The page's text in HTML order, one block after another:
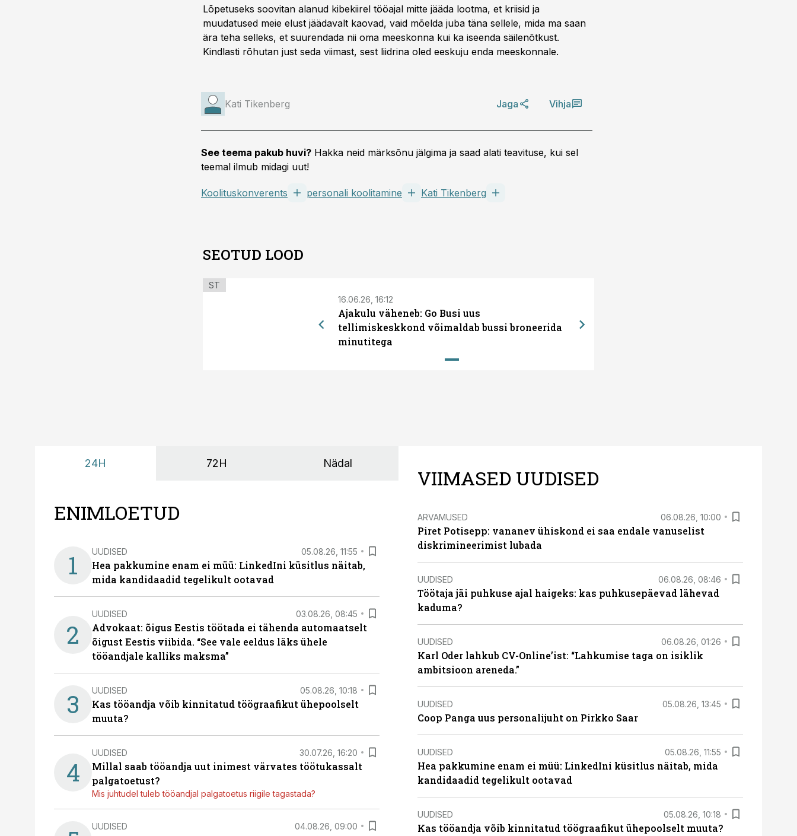
Lõpetuseks soovitan alanud kibekiirel tööajal mitte jääda lootma, et kriisid ja
muudatused meie elust jäädavalt kaovad, vaid mõelda juba täna sellele, mida ma saan
ära teha selleks, et suurendada nii oma meeskonna kui ka iseenda säilenõtkust.
Kindlasti rõhutan just seda viimast, sest liidrina oled eeskuju enda meeskonnale.
Kati Tikenberg Jaga Vihja
See teema pakub huvi? Hakka neid märksõnu jälgima ja saad alati teavituse, kui sel
teemal ilmub midagi uut!
Koolituskonverents personali koolitamine Kati Tikenberg
SEOTUD LOOD
ST
16.06.26, 16:12
Ajakulu väheneb: Go Busi uus
tellimiskeskkond võimaldab bussi broneerida
minutitega
24H 72H Nädal
ENIMLOETUD
1 UUDISED 05.08.26, 11:55
Hea pakkumine enam ei müü: LinkedIni küsitlus näitab,
mida kandidaadid tegelikult ootavad
2
UUDISED 03.08.26, 08:45
Advokaat: õigus Eestis töötada ei tähenda automaatselt
õigust Eestis viibida. “See vale eeldus läks ühele
tööandjale kalliks maksma”
3 UUDISED 05.08.26, 10:18
Kas tööandja võib kinnitatud töögraafikut ühepoolselt
muuta?
4
UUDISED 30.07.26, 16:20
Millal saab tööandja uut inimest värvates töötukassalt
palgatoetust?
Mis juhtudel tuleb tööandjal palgatoetus riigile tagastada?
UUDISED 04.08.26, 09:00
VIIMASED UUDISED
ARVAMUSED 06.08.26, 10:00
Piret Potisepp: vananev ühiskond ei saa endale vanuselist
diskrimineerimist lubada
UUDISED 06.08.26, 08:46
Töötaja jäi puhkuse ajal haigeks: kas puhkusepäevad lähevad
kaduma?
UUDISED 06.08.26, 01:26
Karl Oder lahkub CV-Online’ist: “Lahkumise taga on isiklik
ambitsioon areneda.”
UUDISED 05.08.26, 13:45
Coop Panga uus personalijuht on Pirkko Saar
UUDISED 05.08.26, 11:55
Hea pakkumine enam ei müü: LinkedIni küsitlus näitab, mida
kandidaadid tegelikult ootavad
UUDISED 05.08.26, 10:18
Kas tööandja võib kinnitatud töögraafikut ühepoolselt muuta?